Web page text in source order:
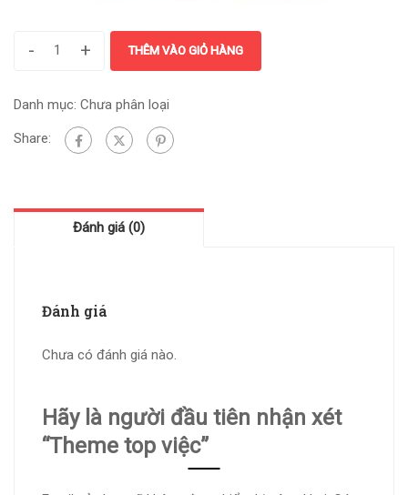
- + THÊM VÀO GIỎ HÀNG
Danh mục: Chưa phân loại
Share:
Đánh giá (0)
Đánh giá
Chưa có đánh giá nào.
Hãy là người đầu tiên nhận xét
“Theme top việc”